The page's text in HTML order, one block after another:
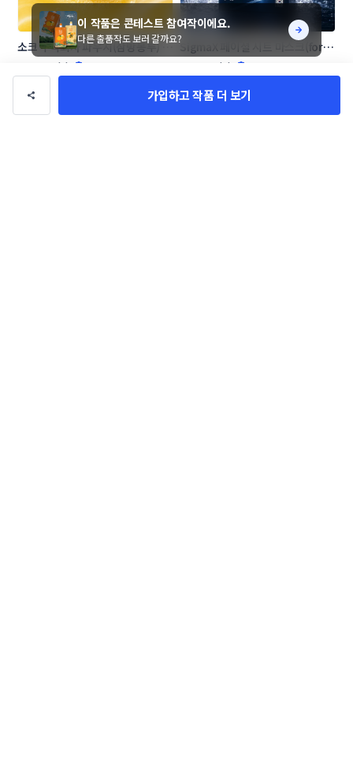
소크 주식회사 파우치(삼방봉투) 콘
SHAKER_lab
SigmaX 페이셜 시트 마스크(for
man) 패키지 디자인
SHAKER_lab
가입하고 작품 더 보기
이 작품은 콘테스트 참여작이에요.
다른 출품작도 보러 갈까요?